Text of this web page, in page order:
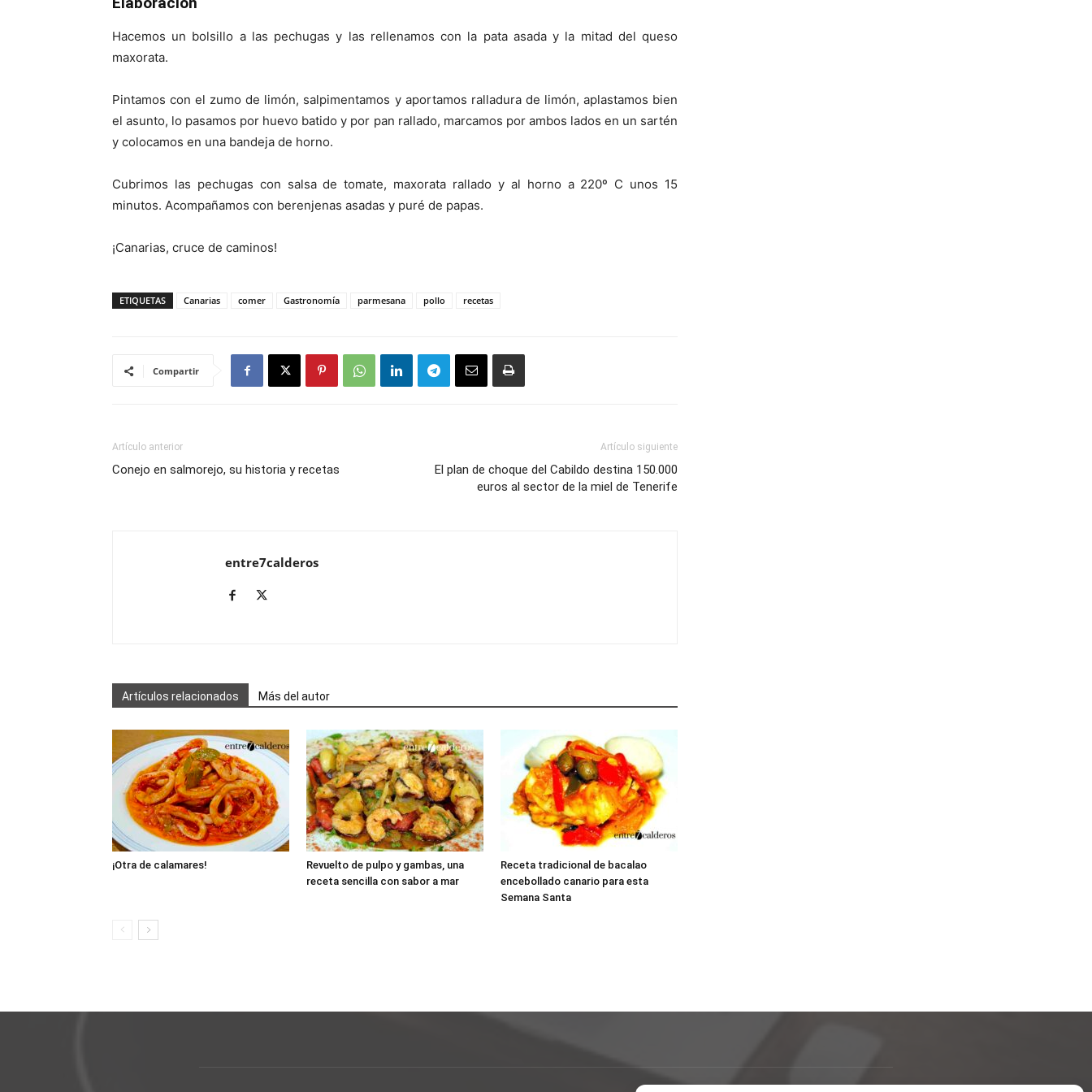
Hacemos un bolsillo a las pechugas y las rellenamos con la pata asada y la mitad del queso
maxorata.
Pintamos con el zumo de limón, salpimentamos y aportamos ralladura de limón, aplastamos bien
el asunto, lo pasamos por huevo batido y por pan rallado, marcamos por ambos lados en un sartén
y colocamos en una bandeja de horno.
Cubrimos las pechugas con salsa de tomate, maxorata rallado y al horno a 220º C unos 15
minutos. Acompañamos con berenjenas asadas y puré de papas.
¡Canarias, cruce de caminos!
ETIQUETAS Canarias comer Gastronomía parmesana pollo recetas
Compartir
Artículo anterior
Conejo en salmorejo, su historia y recetas
Artículo siguiente
El plan de choque del Cabildo destina 150.000
euros al sector de la miel de Tenerife
entre7calderos
Artículos relacionados Más del autor
¡Otra de calamares!
Revuelto de pulpo y gambas, una
receta sencilla con sabor a mar
Receta tradicional de bacalao
encebollado canario para esta
Semana Santa